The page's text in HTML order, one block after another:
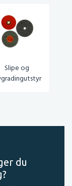
Slipe og
du